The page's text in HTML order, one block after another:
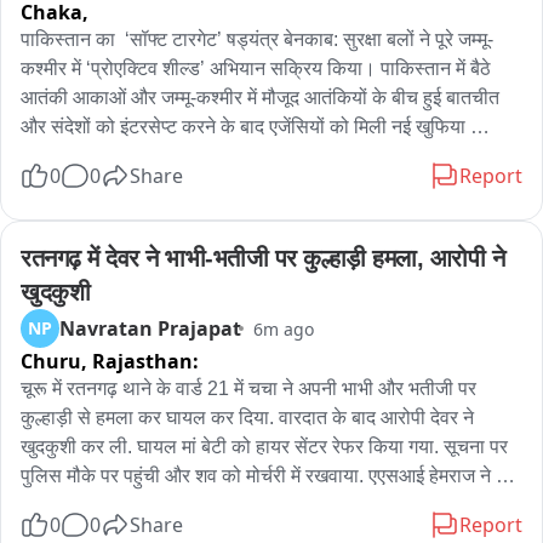
Chaka,
पाकिस्तान का  ‘सॉफ्ट टारगेट’ षड्यंत्र बेनकाब: सुरक्षा बलों ने पूरे जम्मू-
कश्मीर में ‘प्रोएक्टिव शील्ड’ अभियान सक्रिय किया। पाकिस्तान में बैठे
आतंकी आकाओं और जम्मू-कश्मीर में मौजूद आतंकियों के बीच हुई बातचीत
और संदेशों को इंटरसेप्ट करने के बाद एजेंसियों को मिली नई खुफिया
के सूत्रों के मुताबिक, बातचीत से मिली जानकारी इस प्रकार है:
की साजिश रच रहा है। इसका मकसद पाकिस्तान के कब्जे वाले कश्मीर के
पुंछ डिवीजन में 10 अगस्त को होने वाले तीसरे चरण के मतदान से दुनिया का
ध्यान हटाना है। जम्मू-कश्मीर में, सक्रिय आतंकियों को ऐसे 'सॉफ्ट टारगेट'
चुनने का काम सौंपा गया है जो निहत्थे हों और जिन पर हमला करने से ध्यान
खींचा जा सके, जैसे कि प्रवासी मजदूर, अल्पसंख्यक और सुनसान जगहों पर
ड्यूटी पर तैनात सुरक्षाकर्मी। देश के बाकी हिस्सों में, उन्हें सुरक्षा ठिकानों,
कैंपों, भीड़-भाड़ वाली सार्वजनिक जगहों, ट्रांसपोर्ट हब और अहम सरकारी
संस्थानों को निशाना बनाने का काम सौंपा गया है।” इसके बाद, संवेदनशील
इलाकों में अतिरिक्त सुरक्षा बल तैनात करने, निगरानी तंत्र को मजबूत करने,
करने के निर्देश जारी किए गए हैं, खासकर जम्मू-कश्मीर में। दक्षिण कश्मीर में
0 0 Share Report
रतनगढ़ में देवर ने भाभी-भतीजी पर कुल्हाड़ी हमला, आरोपी ने
खुदकुशी
NP Navratan Prajapat 6m ago
Churu, Rajasthan:
चूरू में रतनगढ़ थाने के वार्ड 21 में चचा ने अपनी भाभी और भतीजी पर
कुल्हाड़ी से हमला कर घायल कर दिया. वारदात के बाद आरोपी देवर ने
खुदकुशी कर ली. घायल मां बेटी को हायर सेंटर रेफर किया गया. सूचना पर
पुलिस मौके पर पहुंची और शव को मोर्चरी में रखवाया. एएसआई हेमराज ने
के अलावा भाभी और भतीजी घायल थीं. पति विदेश में रहता है; आरोपी
0 0 Share Report